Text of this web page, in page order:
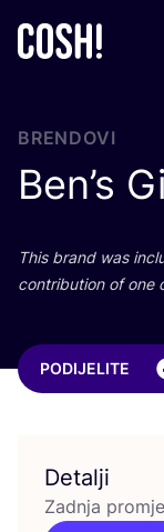
BRENDOVI
Ben’s
This brand was
con­tri­bu­ti­on of one
PODIJELITE
Detalji
Zadnja